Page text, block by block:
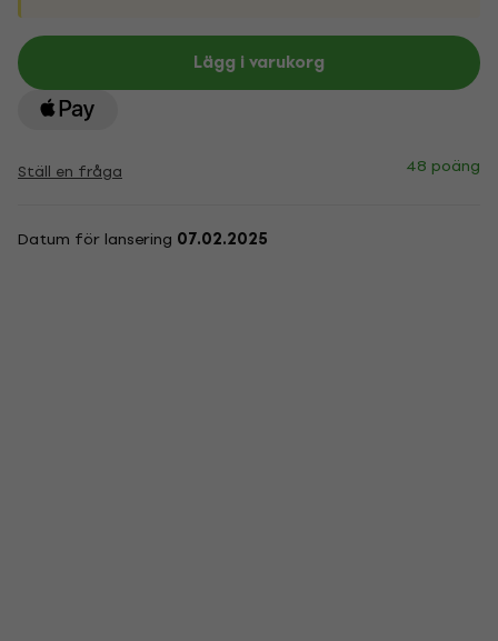
Lägg i varukorg
Ställ en fråga 48 poäng
Datum för lansering 07.02.2025